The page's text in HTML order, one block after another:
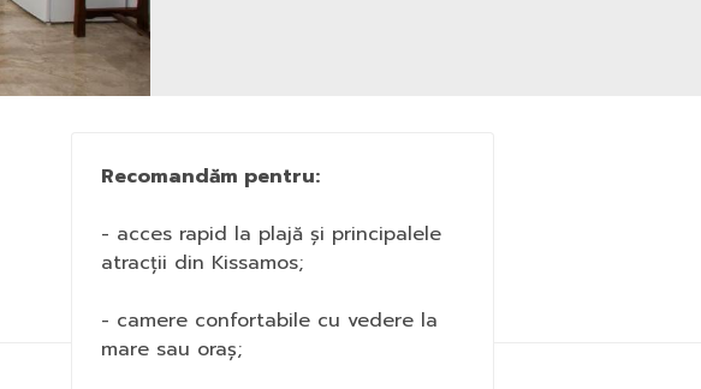
Recomandăm pentru:
- acces rapid la plajă și principalele
atracții din Kissamos;
- camere confortabile cu vedere la
mare sau oraș;